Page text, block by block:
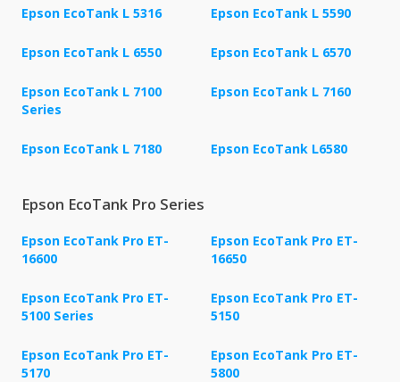
Epson EcoTank L 5316 Epson EcoTank L 5590
Epson EcoTank L 6550 Epson EcoTank L 6570
Epson EcoTank L 7100
Series
Epson EcoTank L 7160
Epson EcoTank L 7180 Epson EcoTank L6580
Epson EcoTank Pro Series
Epson EcoTank Pro ET-
16600
Epson EcoTank Pro ET-
16650
Epson EcoTank Pro ET-
5100 Series
Epson EcoTank Pro ET-
5150
Epson EcoTank Pro ET-
5170
Epson EcoTank Pro ET-
5800